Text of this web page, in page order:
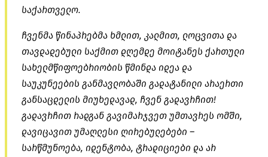
საქართველო.
ჩვენმა წინაპრებმა ხმლით, კალმით, ლოცვითა და
თავდადებული საქმით დღემდე მოიტანეს ქართული
სახელმწიფოებრიობის წმინდა იდეა და
საუკუნეების განმავლობაში გადატანილი არაერთი
განსაცდელის მიუხედავად, ჩვენ გადავრჩით!
გადავრჩით რადგან გავიმარჯვეთ უმთავრეს ომში,
დავიცავით უმაღლესი ღირებულებები –
სარწმუნოება, იდენტობა, ტრადიციები და არ